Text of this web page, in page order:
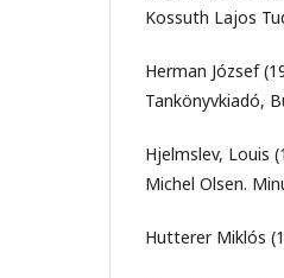
Kossuth Lajos
Herman József
Tankönyvkiadó,
Hjelmslev, Louis
Michel Olsen.
Hutterer Miklós